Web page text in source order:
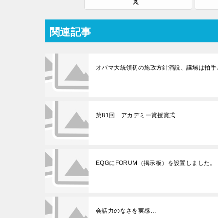
関連記事
オバマ大統領初の施政方針演説、議場は拍
第81回 アカデミー賞授賞式
EQGにFORUM（掲示板）を設置しました。
会話力のなさを実感…